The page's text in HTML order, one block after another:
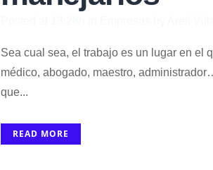
Sea cual sea, el trabajo es un lugar en el
médico, abogado, maestro,
que...
READ MORE